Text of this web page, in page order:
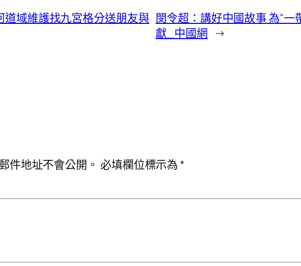
域維護找九宮格分送朋友與 閔令超：講好中國故事 為“
獻_中國網 →
件地址不會公開。 必填欄位標示為*